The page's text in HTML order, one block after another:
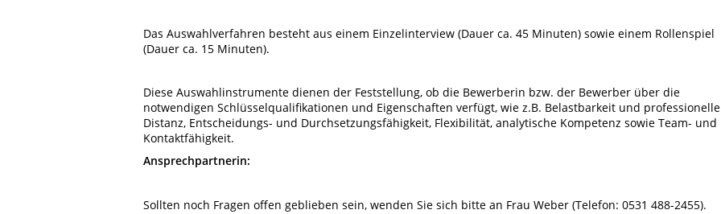
Das Auswahlverfahren besteht aus einem Einzelinterview (Dauer ca. 45 Minuten) sowie einem Rollenspiel
(Dauer ca. 15 Minuten).
Diese Auswahlinstrumente dienen der Feststellung, ob die Bewerberin bzw. der Bewerber über die
notwendigen Schlüsselqualifikationen und Eigenschaften verfügt, wie z.B. Belastbarkeit und professionelle
Distanz, Entscheidungs- und Durchsetzungsfähigkeit, Flexibilität, analytische Kompetenz sowie Team- und
Kontaktfähigkeit.
Ansprechpartnerin:
Sollten noch Fragen offen geblieben sein, wenden Sie sich bitte an Frau Weber (Telefon: 0531 488-2455).